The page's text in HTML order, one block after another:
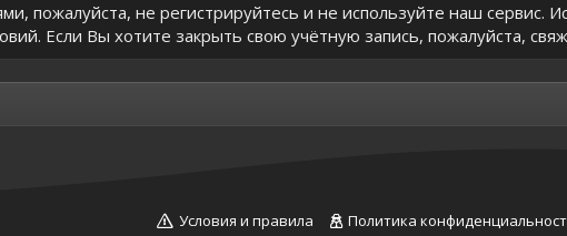
пожалуйста, не регистрируйтесь и не используйте наш сервис.
Если Вы хотите закрыть свою учётную запись, пожалуйста,
Условия и правила Политика